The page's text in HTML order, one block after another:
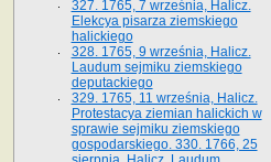
327. 1765, 7 września, Halicz.
Elekcya pisarza ziemskiego
halickiego
328. 1765, 9 września, Halicz.
Laudum sejmiku ziemskiego
deputackiego
329. 1765, 11 września, Halicz.
Protestacya ziemian halickich w
sprawie sejmiku ziemskiego
gospodarskiego. 330. 1766, 25